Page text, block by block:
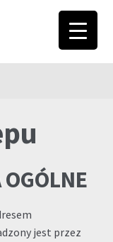
jest przez